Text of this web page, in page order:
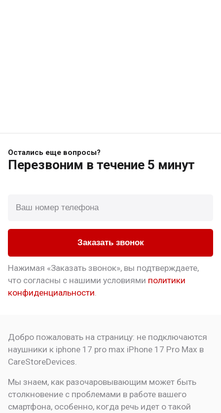
Остались еще вопросы?
Перезвоним в течение 5 минут
Заказать звонок
Нажимая «Заказать звонок», вы подтверждаете,
что согласны с нашими условиями политики
конфиденциальности
Добро пожаловать на страницу: не подключаются
наушники к iphone 17 pro max iPhone 17 Pro Max в
CareStoreDevices.
Мы знаем, как разочаровывающим может быть
столкновение с проблемами в работе вашего
смартфона, особенно, когда речь идет о такой